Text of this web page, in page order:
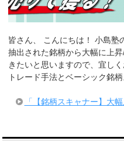
皆さん、 こんにちは！ 小島塾
抽出された銘柄から大幅に上
きたいと思いますので、宜し
トレード手法とベーシック銘
「【銘柄スキャナー】大